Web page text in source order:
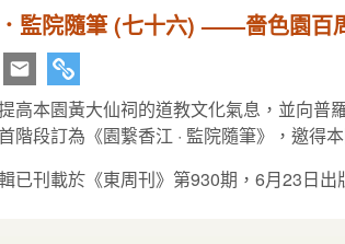
監院隨筆 (七十六) ——嗇色園百
高本園黃大仙祠的道教文化氣息，並向普
階段訂為《園繋香江 · 監院隨筆》，邀得
已刊載於《東周刊》第930期，6月23日